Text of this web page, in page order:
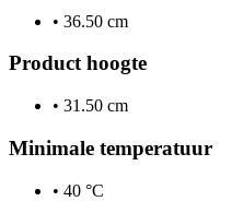
• 36.50 cm
Product hoogte
• 31.50 cm
Minimale temperatuur
• 40 °C